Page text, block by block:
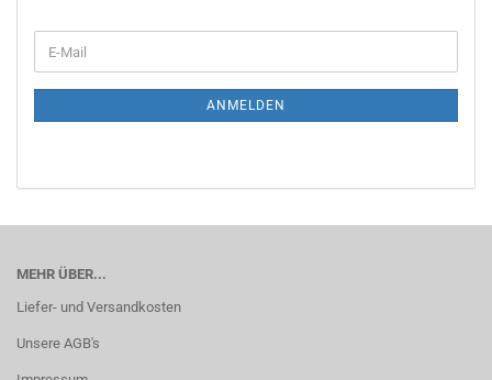
ZUR
E-
Mail
ANMELDEN
MEHR ÜBER...
Liefer- und Versandkosten
Unsere AGB's